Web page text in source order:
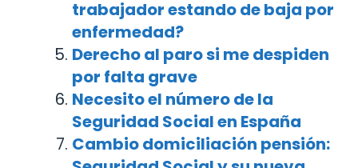
trabajador estando de baja por
enfermedad?
Derecho al paro si me despiden
por falta grave
Necesito el número de la
Seguridad Social en España
Cambio domiciliación pensión: